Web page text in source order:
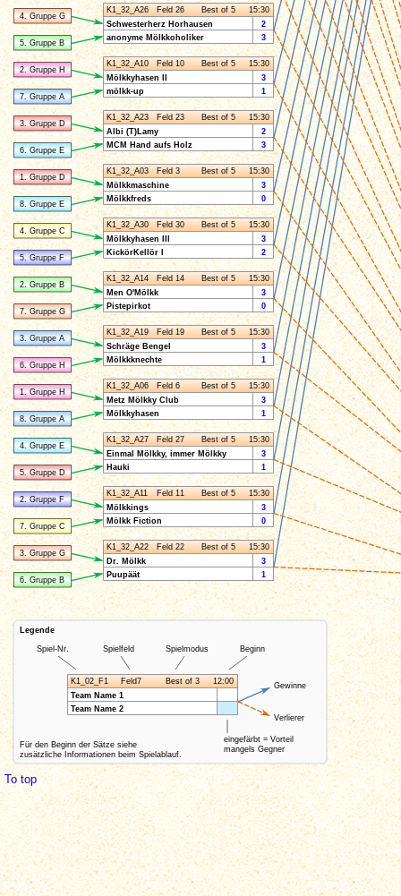
To top